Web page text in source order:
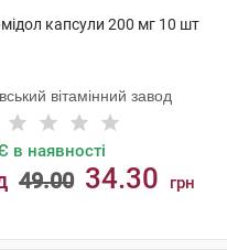
капсули 200 мг 10 шт
вітамінний завод
в наявності
49.00 34.30 грн